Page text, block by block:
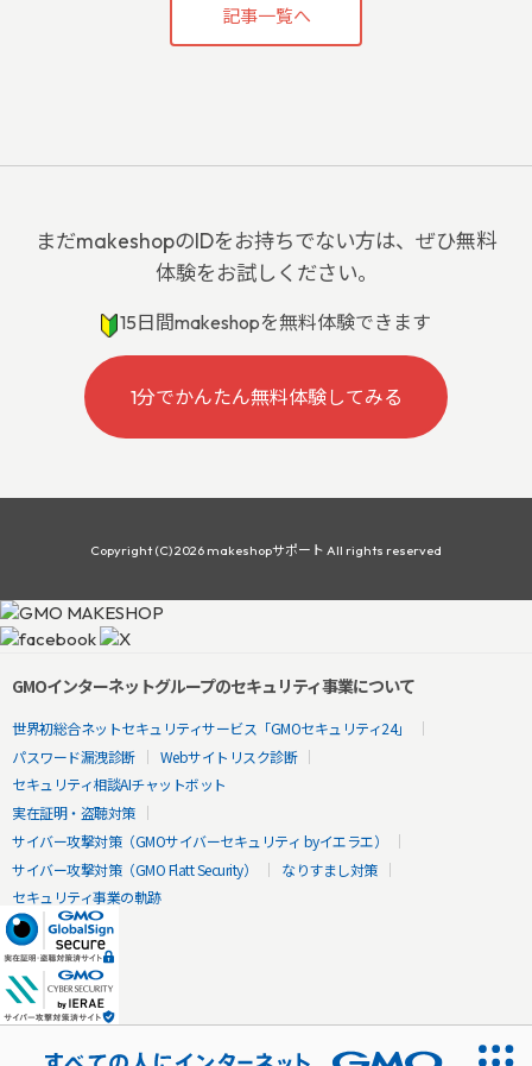
記事一覧へ
まだmakeshopのIDをお持ちでない方は、ぜひ無料
体験をお試しください。
15日間makeshopを無料体験できます
1分でかんたん無料体験してみる
Copyright (C) 2026 makeshopサポート All rights reserved
GMOインターネットグループのセキュリティ事業について
世界初総合ネットセキュリティサービス「GMOセキュリティ24」
パスワード漏洩診断
Webサイトリスク診断
セキュリティ相談AIチャットボット
実在証明・盗聴対策
サイバー攻撃対策（GMOサイバーセキュリティ byイエラエ）
サイバー攻撃対策（GMO Flatt Security）
なりすまし対策
セキュリティ事業の軌跡